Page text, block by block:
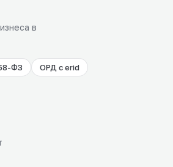
в
ФЗ ОРД с erid